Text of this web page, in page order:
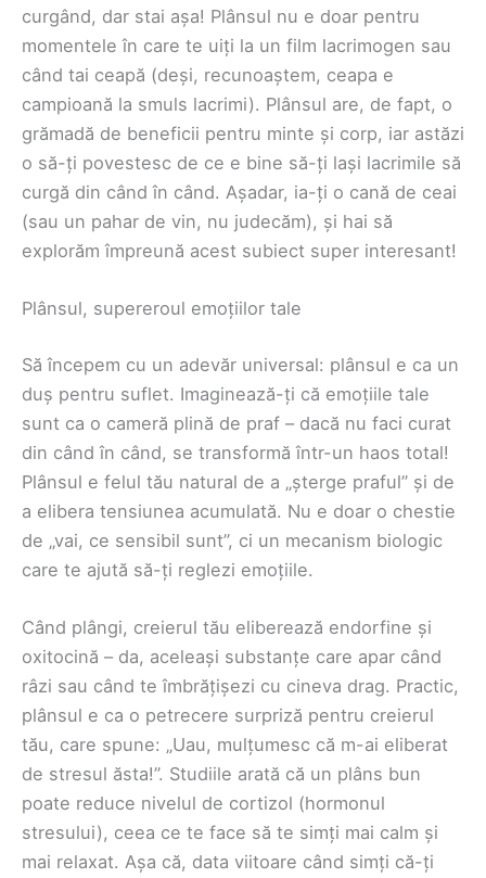
curgând, dar stai așa! Plânsul nu e doar pentru
momentele în care te uiți la un film lacrimogen sau
când tai ceapă (deși, recunoaștem, ceapa e
campioană la smuls lacrimi). Plânsul are, de fapt, o
grămadă de beneficii pentru minte și corp, iar astăzi
o să-ți povestesc de ce e bine să-ți lași lacrimile să
curgă din când în când. Așadar, ia-ți o cană de ceai
(sau un pahar de vin, nu judecăm), și hai să
explorăm împreună acest subiect super interesant!
Plânsul, supereroul emoțiilor tale
Să începem cu un adevăr universal: plânsul e ca un
duș pentru suflet. Imaginează-ți că emoțiile tale
sunt ca o cameră plină de praf – dacă nu faci curat
din când în când, se transformă într-un haos total!
Plânsul e felul tău natural de a „șterge praful” și de
a elibera tensiunea acumulată. Nu e doar o chestie
de „vai, ce sensibil sunt”, ci un mecanism biologic
care te ajută să-ți reglezi emoțiile.
Când plângi, creierul tău eliberează endorfine și
oxitocină – da, aceleași substanțe care apar când
râzi sau când te îmbrățișezi cu cineva drag. Practic,
plânsul e ca o petrecere surpriză pentru creierul
tău, care spune: „Uau, mulțumesc că m-ai eliberat
de stresul ăsta!”. Studiile arată că un plâns bun
poate reduce nivelul de cortizol (hormonul
stresului), ceea ce te face să te simți mai calm și
mai relaxat. Așa că, data viitoare când simți că-ți